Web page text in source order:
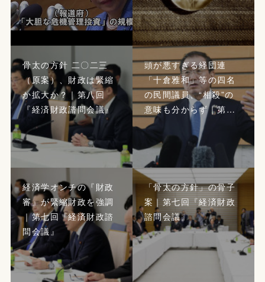
骨太の方針 二〇二三
（原案）、財政は緊縮
か拡大か？｜第八回
『経済財政諮問会議』
頭が悪すぎる経団連
「十倉雅和」等の四名
の民間議員、“相殺”の
意味も分からず｜第…
経済学オンチの『財政
審』が緊縮財政を強調
｜第七回『経済財政諮
問会議』
「骨太の方針」の骨子
案｜第七回『経済財政
諮問会議』